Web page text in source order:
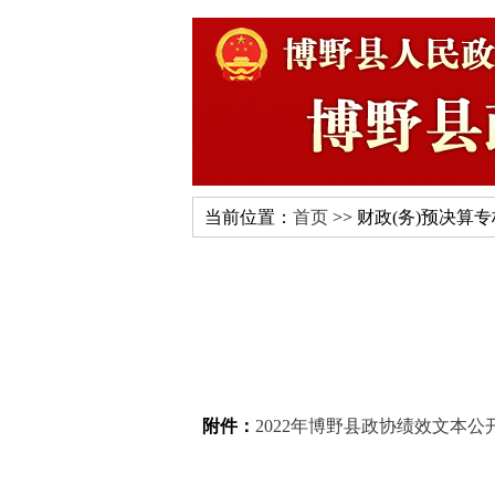
当前位置： 首页 >> 财政(务)预决算专
附件： 2022年博野县政协绩效文本公